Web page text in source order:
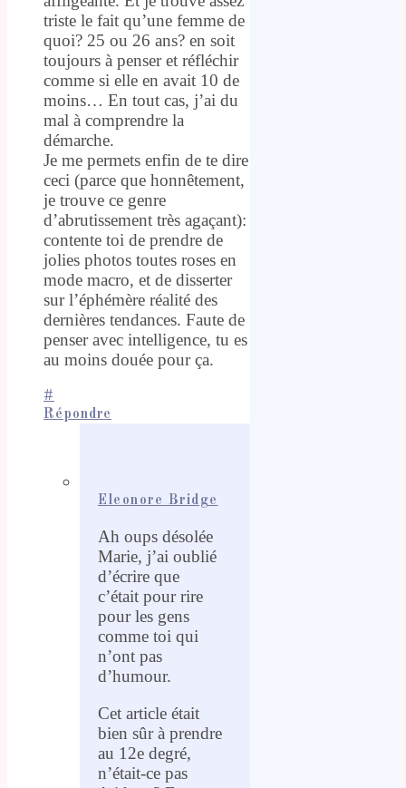
triste le fait qu’une femme de
quoi? 25 ou 26 ans? en soit
toujours à penser et réfléchir
comme si elle en avait 10 de
moins… En tout cas, j’ai du
mal à comprendre la
démarche.
Je me permets enfin de te dire
ceci (parce que honnêtement,
je trouve ce genre
d’abrutissement très agaçant):
contente toi de prendre de
jolies photos toutes roses en
mode macro, et de disserter
sur l’éphémère réalité des
dernières tendances. Faute de
penser avec intelligence, tu es
au moins douée pour ça.
#
Répondre
Eleonore Bridge
Ah oups désolée
Marie, j’ai oublié
d’écrire que
c’était pour rire
pour les gens
comme toi qui
n’ont pas
d’humour.
Cet article était
bien sûr à prendre
au 12e degré,
n’était-ce pas